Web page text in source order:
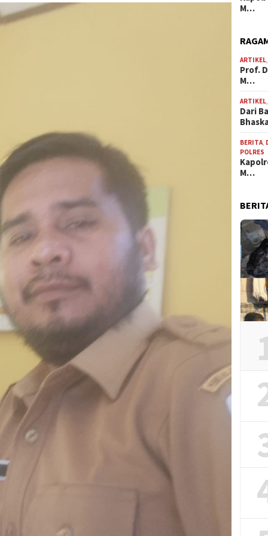
M…
ARTIKEL
Prof.
M…
ARTIKEL
Dari
BERITA,
POLRES
M…